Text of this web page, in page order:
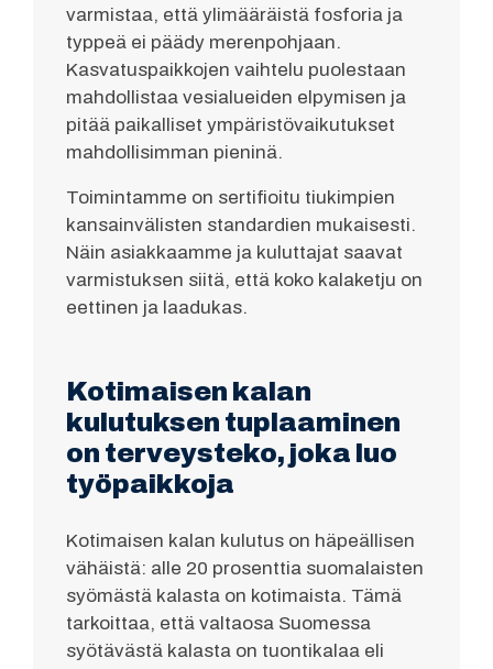
varmistaa, että ylimääräistä fosforia ja
typpeä ei päädy merenpohjaan.
Kasvatuspaikkojen vaihtelu puolestaan
mahdollistaa vesialueiden elpymisen ja
pitää paikalliset ympäristövaikutukset
mahdollisimman pieninä.
Toimintamme on sertifioitu tiukimpien
kansainvälisten standardien mukaisesti.
Näin asiakkaamme ja kuluttajat saavat
varmistuksen siitä, että koko kalaketju on
eettinen ja laadukas.
Kotimaisen kalan
kulutuksen tuplaaminen
on terveysteko, joka luo
työpaikkoja
Kotimaisen kalan kulutus on häpeällisen
vähäistä: alle 20 prosenttia suomalaisten
syömästä kalasta on kotimaista. Tämä
tarkoittaa, että valtaosa Suomessa
syötävästä kalasta on tuontikalaa eli